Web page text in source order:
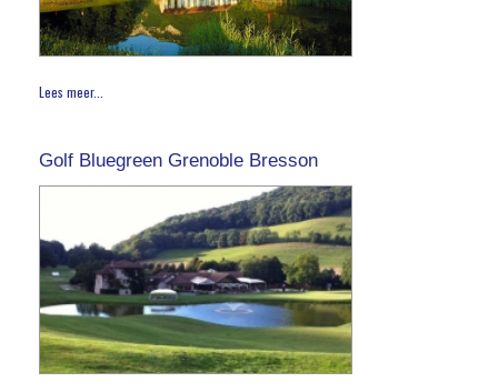
Lees meer...
Golf Bluegreen Grenoble Bresson